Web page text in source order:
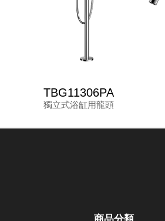
TBG11306PA
獨立式浴缸用龍頭